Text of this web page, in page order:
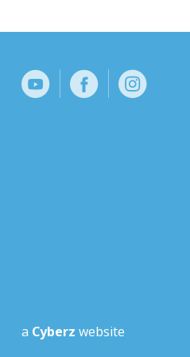
a Cyberz website